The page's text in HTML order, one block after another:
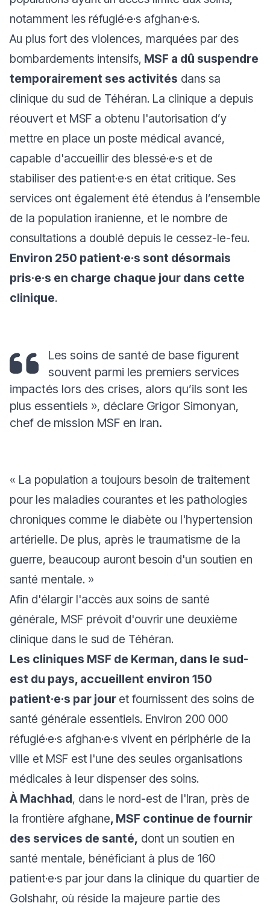
notamment les réfugié·e·s afghan·e·s.
Au plus fort des violences, marquées par des
bombardements intensifs, MSF a dû suspendre
temporairement ses activités dans sa
clinique du sud de Téhéran. La clinique a depuis
réouvert et MSF a obtenu l'autorisation d’y
mettre en place un poste médical avancé,
capable d'accueillir des blessé·e·s et de
stabiliser des patient·e·s en état critique. Ses
services ont également été étendus à l’ensemble
de la population iranienne, et le nombre de
consultations a doublé depuis le cessez-le-feu.
Environ 250 patient·e·s sont désormais
pris·e·s en charge chaque jour dans cette
clinique.
Les soins de santé de base figurent
souvent parmi les premiers services
impactés lors des crises, alors qu’ils sont les
plus essentiels », déclare Grigor Simonyan,
chef de mission MSF en Iran.
« La population a toujours besoin de traitement
pour les maladies courantes et les pathologies
chroniques comme le diabète ou l'hypertension
artérielle. De plus, après le traumatisme de la
guerre, beaucoup auront besoin d'un soutien en
santé mentale. »
Afin d'élargir l'accès aux soins de santé
générale, MSF prévoit d'ouvrir une deuxième
clinique dans le sud de Téhéran.
Les cliniques MSF de Kerman, dans le sud-
est du pays, accueillent environ 150
patient·e·s par jour et fournissent des soins de
santé générale essentiels. Environ 200 000
réfugié·e·s afghan·e·s vivent en périphérie de la
ville et MSF est l'une des seules organisations
médicales à leur dispenser des soins.
À Machhad, dans le nord-est de l'Iran, près de
la frontière afghane, MSF continue de fournir
des services de santé, dont un soutien en
santé mentale, bénéficiant à plus de 160
patient·e·s par jour dans la clinique du quartier de
Golshahr, où réside la majeure partie des